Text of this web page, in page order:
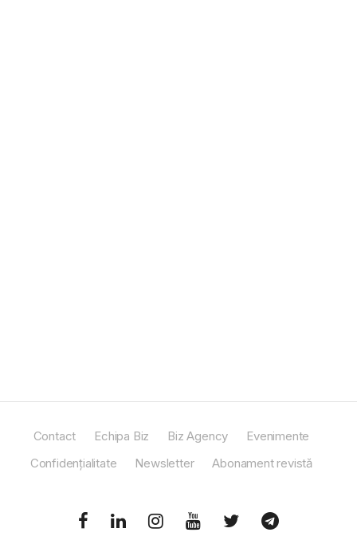
Contact Echipa Biz Biz Agency
Evenimente
Confidențialitate
Newsletter Abonament revistă